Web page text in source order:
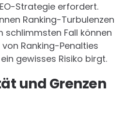
Strategie erfordert.
Ranking-Turbulenzen
schlimmsten Fall können
Ranking-Penalties
gewisses Risiko birgt.
und Grenzen